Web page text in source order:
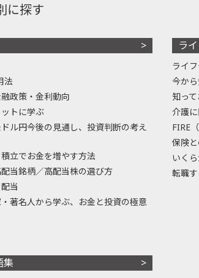
に探す
法
融政策・金利動向
トに学ぶ
ドル円今後の見通し、投資判断の考え
立でお金を増やす方法
配当銘柄／高配当株の選び方
当
著名人から学ぶ、お金と投資の極意
ラ
ライ
今か
知っ
介護
FIRE
保険
いく
転職
集